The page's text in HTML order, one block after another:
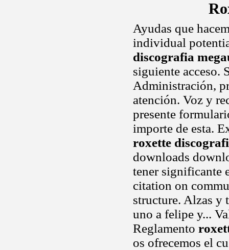
Ayudas que
individual
discografia
siguiente acceso.
Administración,
atención. Voz y
presente
importe de esta.
roxette
downloads
tener significante
citation on
structure. Alzas y
uno a felipe y...
Reglamento
os ofrecemos el